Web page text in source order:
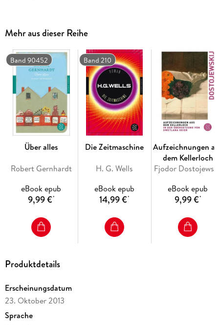
Mehr aus dieser Reihe
Band 90452
Über alles
Robert Gernhardt
eBook epub
9,99 €*
Band 210
Die Zeitmaschine
H. G. Wells
eBook epub
14,99 €*
Aufzeichnungen
dem Kellerloch
Fjodor
eBook epub
9,99 €*
Produktdetails
Erscheinungsdatum
23. Oktober 2013
Sprache